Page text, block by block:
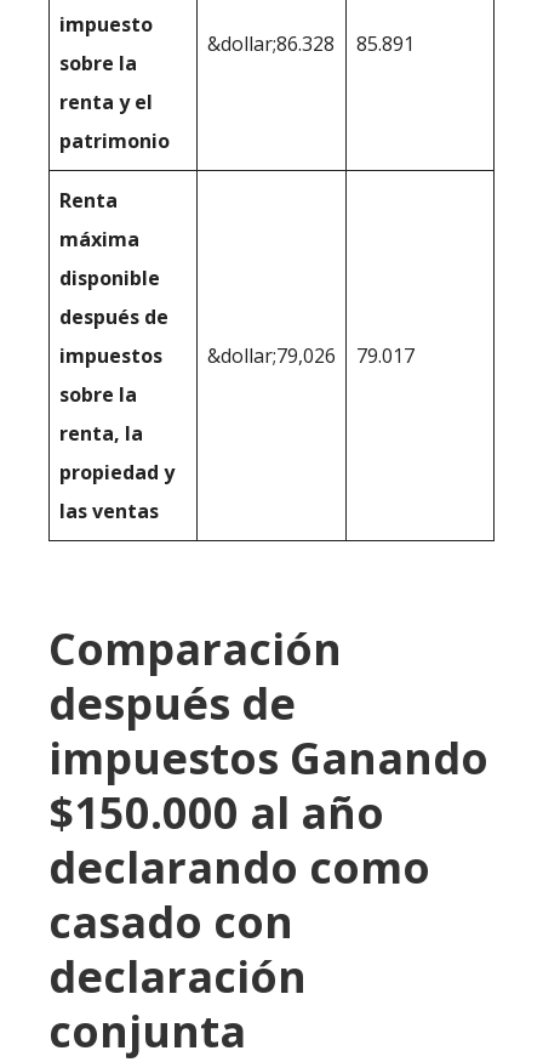
impuesto
sobre la
renta y el
patrimonio
&dollar;86.328 85.891
Renta
máxima
disponible
después de
impuestos
sobre la
renta, la
propiedad y
las ventas
&dollar;79,026 79.017
Comparación
después de
impuestos Ganando
$150.000 al año
declarando como
casado con
declaración
conjunta